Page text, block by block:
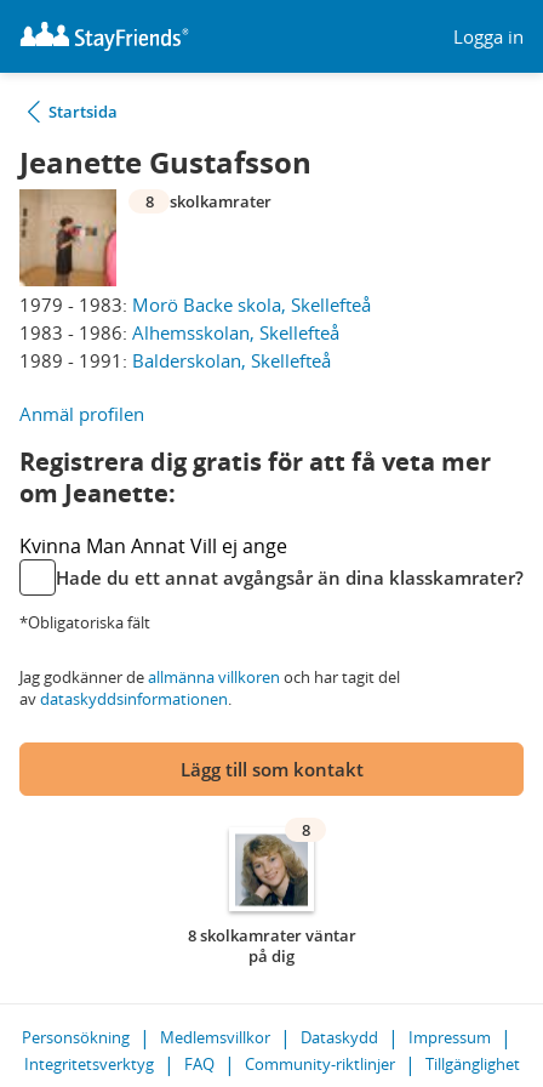
Logga in
Startsida
Jeanette Gustafsson
1979 - 1983: Morö Backe skola, Skellefteå
1983 - 1986: Alhemsskolan, Skellefteå
1989 - 1991: Balderskolan, Skellefteå
8 skolkamrater
Anmäl profilen
Registrera dig gratis för att få veta mer
om Jeanette:
Kvinna Man AnnatVill ej ange
Hade du ett annat avgångsår än dina klasskamrater?
*Obligatoriska fält
Jag godkänner deallmänna villkoren och har tagit del
avdataskyddsinformationen.
Lägg till som kontakt
8
8 skolkamrater väntar
på dig
Personsökning Medlemsvillkor Dataskydd
Impressum
Integritetsverktyg
FAQ Community-riktlinjer Tillgänglighet